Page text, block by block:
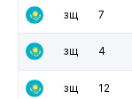
зщ 7
зщ 4
зщ 12